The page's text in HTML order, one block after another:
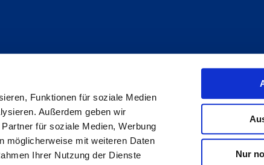
Funktionen für soziale Medien
Außerdem geben wir
für soziale Medien, Werbung
möglicherweise mit weiteren Daten
Ihrer Nutzung der Dienste
Nur
Erklärung zur Barrierefreiheit